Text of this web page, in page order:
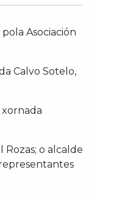
Asociación
Calvo Sotelo,
o alcalde